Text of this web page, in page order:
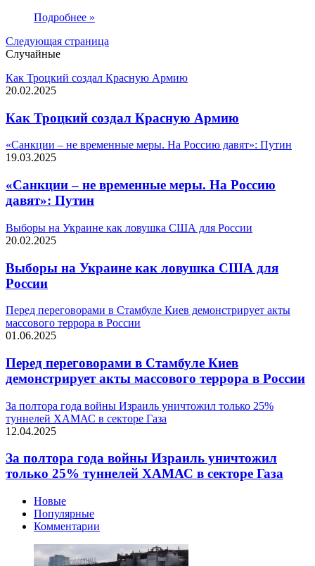
Подробнее »
Следующая страница
Случайные
Как Троцкий создал Красную Армию
20.02.2025
Как Троцкий создал Красную Армию
«Санкции – не временные меры. На Россию давят»: Путин
19.03.2025
«Санкции – не временные меры. На Россию
давят»: Путин
Выборы на Украине как ловушка США для России
20.02.2025
Выборы на Украине как ловушка США для
России
Перед переговорами в Стамбуле Киев демонстрирует акты
массового террора в России
01.06.2025
Перед переговорами в Стамбуле Киев
демонстрирует акты массового террора в России
За полтора года войны Израиль уничтожил только 25%
туннелей ХАМАС в секторе Газа
12.04.2025
За полтора года войны Израиль уничтожил
только 25% туннелей ХАМАС в секторе Газа
Новые
Популярные
Комментарии